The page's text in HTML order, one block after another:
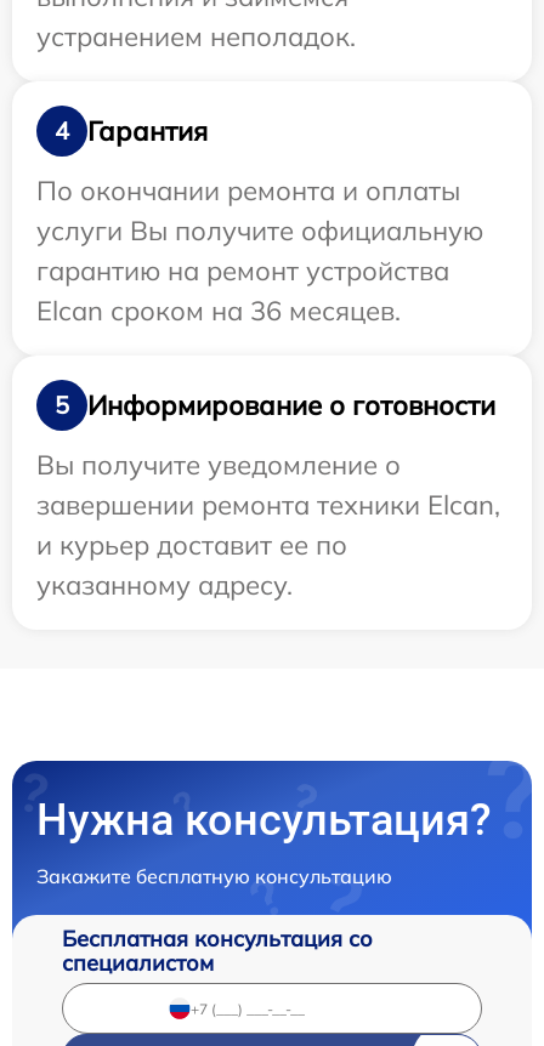
устранением неполадок.
4
Гарантия
По окончании ремонта и оплаты
услуги Вы получите официальную
гарантию на ремонт устройства
Elcan сроком на 36 месяцев.
5
Информирование о готовности
Вы получите уведомление о
завершении ремонта техники Elcan,
и курьер доставит ее по
указанному адресу.
Нужна консультация?
Закажите бесплатную консультацию
Бесплатная консультация со
специалистом